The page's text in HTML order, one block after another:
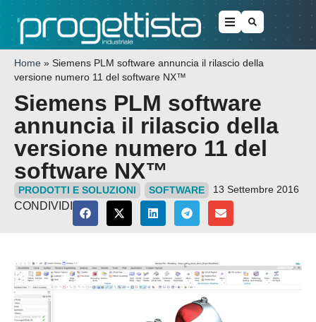
Home » Siemens PLM software annuncia il rilascio della
versione numero 11 del software NX™
Siemens PLM software
annuncia il rilascio della
versione numero 11 del
software NX™
PRODOTTI E SOLUZIONI SOFTWARE 13 Settembre 2016
CONDIVIDI